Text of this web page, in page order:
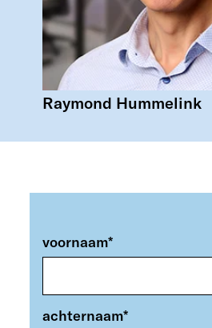
Raymond Hummelink
voornaam*
achternaam*